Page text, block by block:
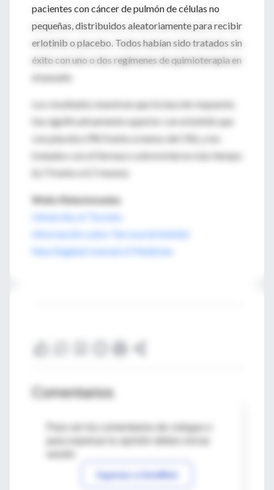
pacientes con cáncer de pulmón de células no
pequeñas, distribuidos aleatoriamente para recibir
erlotinib o placebo. Todos habían sido tratados sin
éxito con uno o dos regímenes de quimioterapia en
el pasado.
Los resultados muestran que la tasa de respuesta
fue significativamente superior con erlotinib que
con placebo (9% frente a menos del 1%), y los
tratados con el fármaco sobrevivieron más tiempo
(6,7 frente a 4,7 meses).
Webs Relacionadas
University of Toronto
Información sobre Tarceva (erlotinib)
New England Journal of Medicine
Comentarios
Para ver los comentarios de colegas o
Ingresar a IntraMed